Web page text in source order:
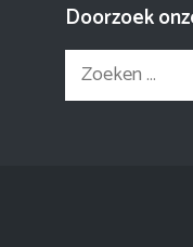
Doorzoek
Zoek
naar: